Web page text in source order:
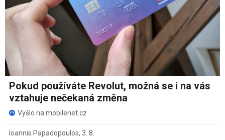
Pokud používáte Revolut, možná se i na vás
vztahuje nečekaná změna
Vyšlo na mobilenet.cz
Ioannis Papadopoulos, 3. 8.